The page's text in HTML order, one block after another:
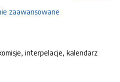
zaawansowane
interpelacje, kalendarz